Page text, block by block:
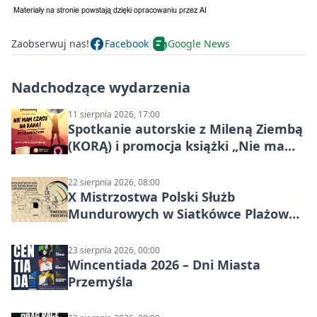
Zaobserwuj nas! Facebook Google News
Nadchodzące wydarzenia
11 sierpnia 2026, 17:00
Spotkanie autorskie z Mileną Ziembą
(KORĄ) i promocja książki „Nie mam
22 sierpnia 2026, 08:00
X Mistrzostwa Polski Służb
Mundurowych w Siatkówce Plażowej
23 sierpnia 2026, 00:00
Wincentiada 2026 – Dni Miasta
Przemyśla